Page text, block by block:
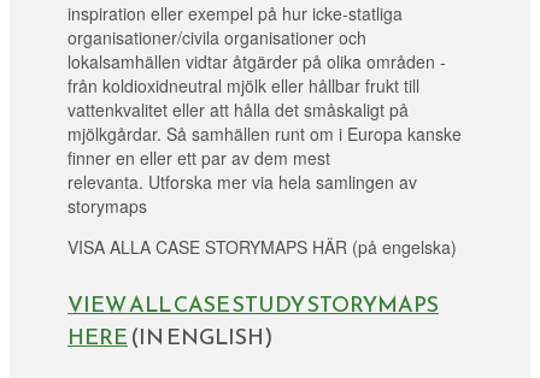
inspiration eller exempel på hur icke-statliga
organisationer/civila organisationer och
lokalsamhällen vidtar åtgärder på olika områden -
från koldioxidneutral mjölk eller hållbar frukt till
vattenkvalitet eller att hålla det småskaligt på
mjölkgårdar. Så samhällen runt om i Europa kanske
finner en eller ett par av dem mest
relevanta. Utforska mer via hela samlingen av
storymaps
VISA ALLA CASE STORYMAPS HÄR (på engelska)
VIEW ALL CASE STUDY STORYMAPS
HERE(IN ENGLISH)